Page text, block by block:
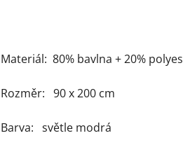
Materiál: 80% bavlna + 20%
Rozměr: 90 x 200 cm
Barva: světle modrá